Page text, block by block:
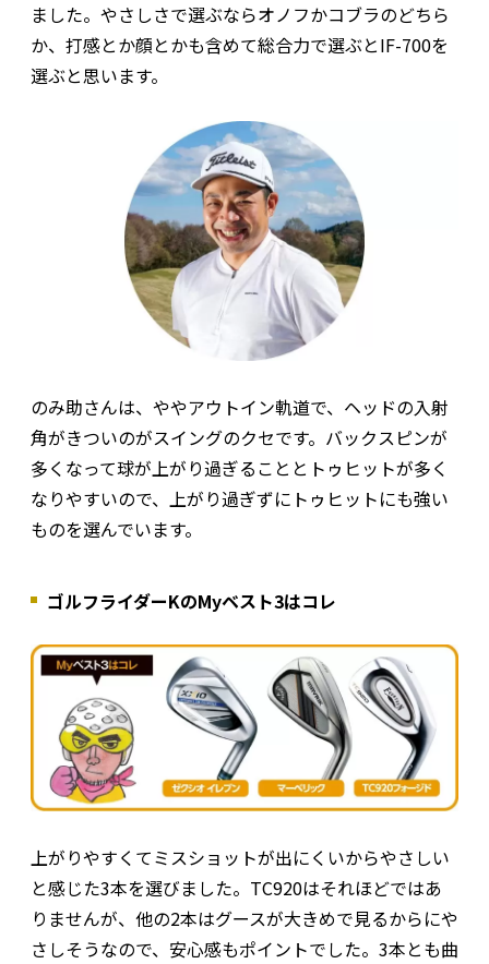
ました。やさしさで選ぶならオノフかコブラのどちら
か、打感とか顔とかも含めて総合力で選ぶとIF-700を
選ぶと思います。
のみ助さんは、ややアウトイン軌道で、ヘッドの入射
角がきついのがスイングのクセです。バックスピンが
多くなって球が上がり過ぎることとトゥヒットが多く
なりやすいので、上がり過ぎずにトゥヒットにも強い
ものを選んでいます。
ゴルフライダーKのMyベスト3はコレ
上がりやすくてミスショットが出にくいからやさしい
と感じた3本を選びました。TC920はそれほどではあ
りませんが、他の2本はグースが大きめで見るからにや
さしそうなので、安心感もポイントでした。3本とも曲